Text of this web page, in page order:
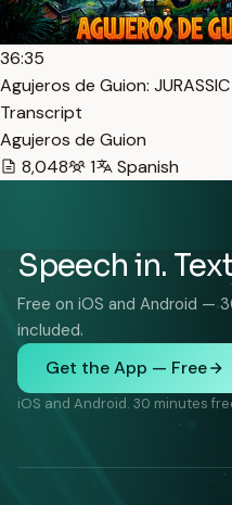
36:35
Agujeros de Guion:
Transcript
Agujeros de Guion
8,048
1 Spanish
Speech in.
Free on iOS and Android —
included.
Get the App — Free
iOS and Android. 30 minutes